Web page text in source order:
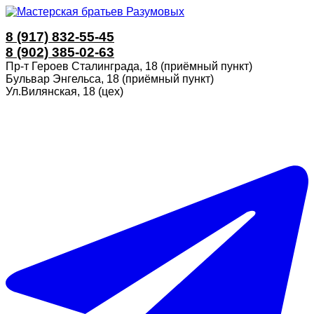
8 (917) 832-55-45
8 (902) 385-02-63
Пр-т Героев Сталинграда, 18 (приёмный пункт)
Бульвар Энгельса, 18 (приёмный пункт)
Ул.Вилянская, 18 (цех)